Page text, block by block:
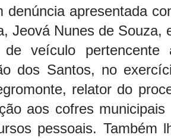
denúncia apresentada
Jeová Nunes de Souza,
de veículo
dos Santos, no
relator do
aos cofres
pessoais. Também